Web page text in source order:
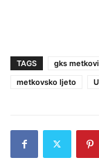
TAGS gks
metkovsko ljeto